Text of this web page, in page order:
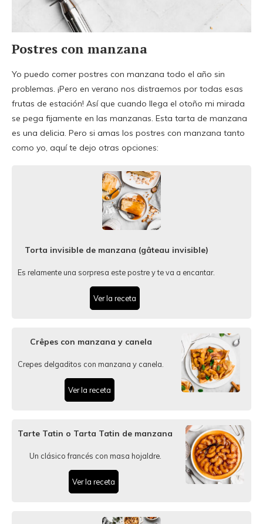
Postres con manzana
Yo puedo comer postres con manzana todo el año sin
problemas. ¡Pero en verano nos distraemos por todas esas
frutas de estación! Así que cuando llega el otoño mi mirada
se pega fijamente en las manzanas. Esta tarta de manzana
es una delicia. Pero si amas los postres con manzana tanto
como yo, aquí te dejo otras opciones:
Torta invisible de manzana (gâteau invisible)
Es relamente una sorpresa este postre y te va a encantar.
Ver la receta
Crêpes con manzana y canela
Crepes delgaditos con manzana y canela.
Ver la receta
Tarte Tatin o Tarta Tatin de manzana
Un clásico francés con masa hojaldre.
Ver la receta